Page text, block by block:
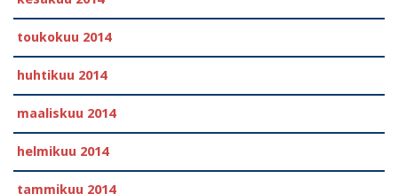
toukokuu 2014
huhtikuu 2014
maaliskuu 2014
helmikuu 2014
tammikuu 2014